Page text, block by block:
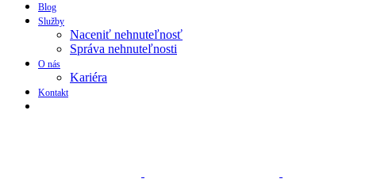
Blog
Služby
Naceniť nehnuteľnosť
Správa nehnuteľnosti
O nás
Kariéra
Kontakt